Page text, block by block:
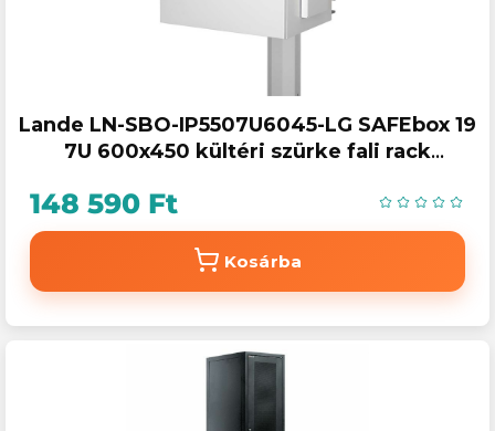
Lande LN-SBO-IP5507U6045-LG SAFEbox 19
7U 600x450 kültéri szürke fali rack
148 590 Ft
Kosárba